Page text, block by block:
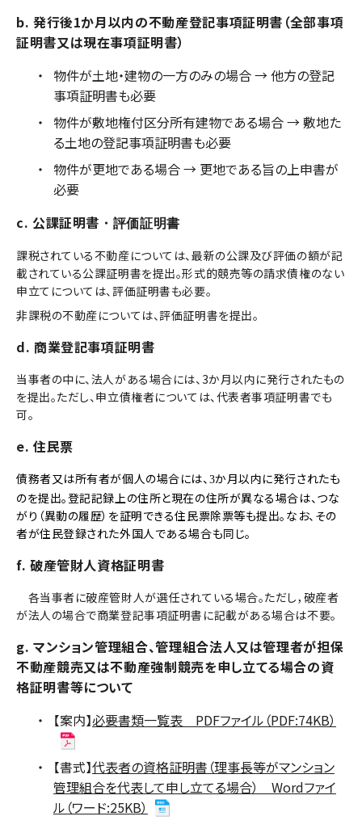
b. 発行後1か月以内の不動産登記事項証明書（全部事項
証明書又は現在事項証明書）
物件が土地・建物の一方のみの場合 → 他方の登記
事項証明書も必要
物件が敷地権付区分所有建物である場合 → 敷地た
る土地の登記事項証明書も必要
物件が更地である場合 → 更地である旨の上申書が
必要
c. 公課証明書 ・評価証明書
課税されている不動産については、最新の公課及び評価の額が記
載されている公課証明書を提出。形式的競売等の請求債権のない
申立てについては、評価証明書も必要。
非課税の不動産については、評価証明書を提出。
d. 商業登記事項証明書
当事者の中に、法人がある場合には、3か月以内に発行されたもの
を提出。ただし、申立債権者については、代表者事項証明書でも
可。
e. 住民票
債務者又は所有者が個人の場合には、 3か月以内に発行されたも
のを提出。登記記録上の住所と現在の住所が異なる場合は、つな
がり（異動の履歴）を証明できる住民票除票等も提出。 なお、その
者が住民登録された外国人である場合も同じ。
f. 破産管財人資格証明書
各当事者に破産管財人が選任されている場合。ただし，破産者
が法人の場合で商業登記事項証明書に記載がある場合は不要。
g. マンション管理組合、管理組合法人又は管理者が担保
不動産競売又は不動産強制競売を申し立てる場合の資
格証明書等について
【案内】必要書類一覧表 PDFファイル（PDF:74KB）
【書式】代表者の資格証明書（理事長等がマンション
管理組合を代表して申し立てる場合） Wordファイ
ル（ワード:25KB）